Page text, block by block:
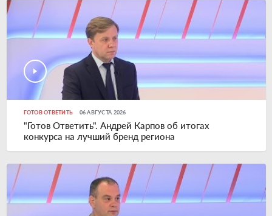
ГОТОВ ОТВЕТИТЬ 06 АВГУСТА 2026
"Готов Ответить". Андрей Карпов об итогах
конкурса на лучший бренд региона